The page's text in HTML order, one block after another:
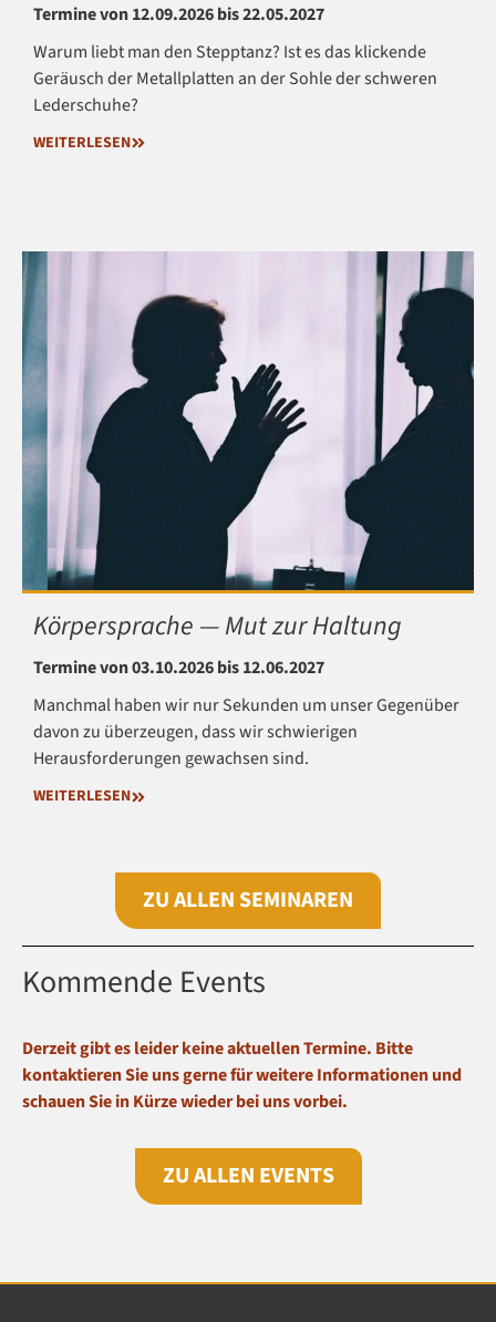
Termine von 12.09.2026 bis 22.05.2027
Warum liebt man den Stepptanz? Ist es das klickende
Geräusch der Metallplatten an der Sohle der schweren
Lederschuhe?
WEITERLESEN
Körpersprache — Mut zur Haltung
Termine von 03.10.2026 bis 12.06.2027
Manchmal haben wir nur Sekunden um unser Gegenüber
davon zu überzeugen, dass wir schwierigen
Herausforderungen gewachsen sind.
WEITERLESEN
ZU ALLEN SEMINAREN
Kommende Events
Derzeit gibt es leider keine aktuellen Termine. Bitte
kontaktieren Sie uns gerne für weitere Informationen und
schauen Sie in Kürze wieder bei uns vorbei.
ZU ALLEN EVENTS